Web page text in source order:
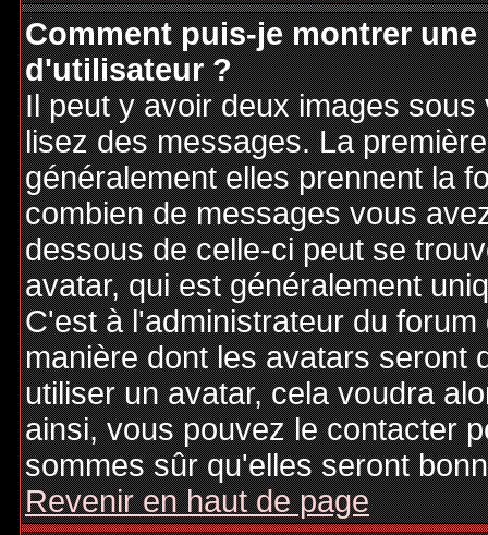
Comment puis-je montrer
d'utilisateur ?
Il peut y avoir deux images
lisez des messages. La
généralement elles prennent la
combien de messages vous
dessous de celle-ci peut se
avatar, qui est généralement
C'est à l'administrateur du
manière dont les avatars seront
utiliser un avatar, cela voudra
ainsi, vous pouvez le contacter
sommes sûr qu'elles seront
Revenir en haut de page